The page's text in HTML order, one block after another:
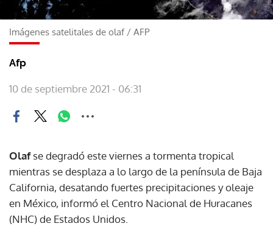
Imágenes satelitales de olaf / AFP
Afp
10 de septiembre 2021 - 06:31
Olafse degradó este viernes a tormenta tropical
mientras se desplaza a lo largo de la península de Baja
California, desatando fuertes precipitaciones y oleaje
en México, informó el Centro Nacional de Huracanes
(NHC) de Estados Unidos.